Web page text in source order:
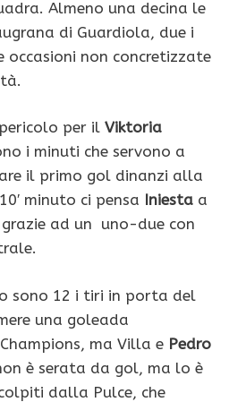
Almeno una decina le
di Guardiola, due i
occasioni non concretizzate
per il Viktoria
i minuti che servono a
il primo gol dinanzi alla
minuto ci pensa Iniesta a
ad un uno-due con
sono 12 i tiri in porta del
una goleada
ma Villa e Pedro
è serata da gol, ma lo è
dalla Pulce, che